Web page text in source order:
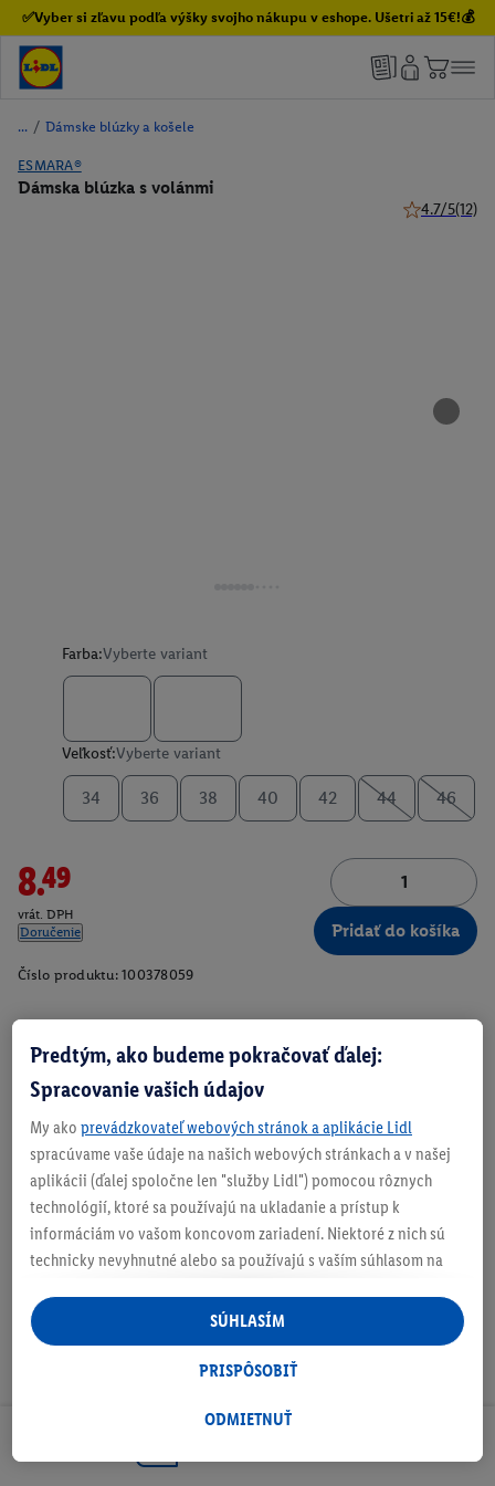
✅Vyber si zľavu podľa výšky svojho nákupu v eshope. Ušetri až 15€!💰
/ Dámske blúzky a košele
ESMARA®
Dámska blúzka s volánmi
4.7/5(12)
Farba:Vyberte variant
Veľkosť:Vyberte variant
34 36 38 40 42 44 46
8.49
vrát. DPH
Doručenie
Pridať do košíka
Číslo produktu: 100378059
Zistite svoju veľkosť
O produkte
Predtým, ako budeme pokračovať ďalej:
Spracovanie vašich údajov
My ako prevádzkovateľ webových stránok a aplikácie Lidl
spracúvame vaše údaje na našich webových stránkach a v našej
aplikácii (ďalej spoločne len "služby Lidl") pomocou rôznych
technológií, ktoré sa používajú na ukladanie a prístup k
informáciám vo vašom koncovom zariadení. Niektoré z nich sú
technicky nevyhnutné alebo sa používajú s vaším súhlasom na
personalizovanú reklamu v rámci služieb Lidl aj mimo nich. Ak
ste účastníkom programu Lidl Plus, na tieto účely sa spracúvajú
aj údaje z vášho nákupného správania v obchode.
následne si vytvoríte účet Lidl Plus alebo sa prihlásite do svojho
tiež vytvoriť špeciálny online identifikátor z e-mailovej adresy,
ODMIETNUŤ
PRISPÔSOBIŤ
SÚHLASÍM